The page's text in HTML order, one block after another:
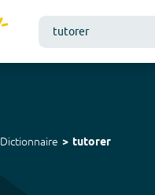
Dictionnaire tutorer